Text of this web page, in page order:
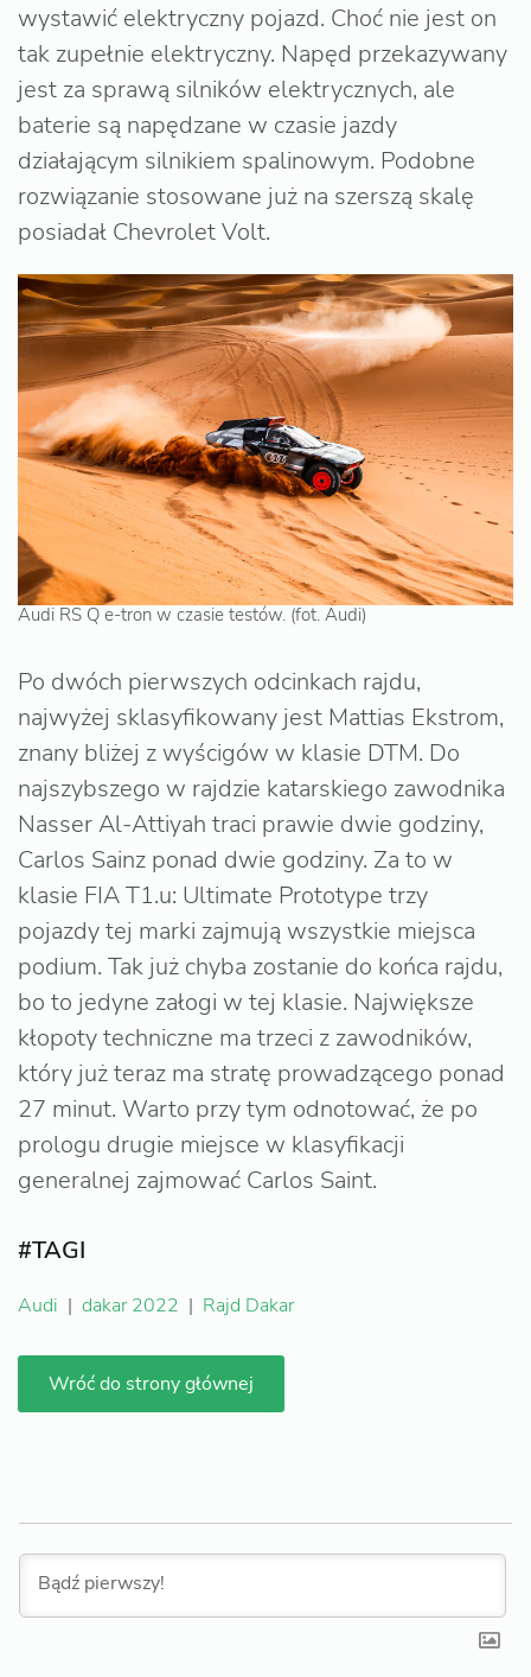
wystawić elektryczny pojazd. Choć nie jest on
tak zupełnie elektryczny. Napęd przekazywany
jest za sprawą silników elektrycznych, ale
baterie są napędzane w czasie jazdy
działającym silnikiem spalinowym. Podobne
rozwiązanie stosowane już na szerszą skalę
posiadał Chevrolet Volt.
Audi RS Q e-tron w czasie testów. (fot. Audi)
Po dwóch pierwszych odcinkach rajdu,
najwyżej sklasyfikowany jest Mattias Ekstrom,
znany bliżej z wyścigów w klasie DTM. Do
najszybszego w rajdzie katarskiego zawodnika
Nasser Al-Attiyah traci prawie dwie godziny,
Carlos Sainz ponad dwie godziny. Za to w
klasie FIA T1.u: Ultimate Prototype trzy
pojazdy tej marki zajmują wszystkie miejsca
podium. Tak już chyba zostanie do końca rajdu,
bo to jedyne załogi w tej klasie. Największe
kłopoty techniczne ma trzeci z zawodników,
który już teraz ma stratę prowadzącego ponad
27 minut. Warto przy tym odnotować, że po
prologu drugie miejsce w klasyfikacji
generalnej zajmować Carlos Saint.
#TAGI
Audi | dakar 2022 | Rajd Dakar
Wróć do strony głównej